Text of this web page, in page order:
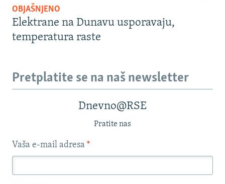
OBJAŠNJENO
Elektrane na Dunavu usporavaju,
temperatura raste
Pretplatite se na naš newsletter
Dnevno@RSE
Pratite nas
Vaša e-mail adresa *